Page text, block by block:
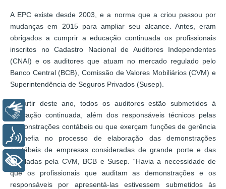
A EPC existe desde 2003, e a norma que a criou passou por
mudanças em 2015 para ampliar seu alcance. Antes, eram
obrigados a cumprir a educação continuada os profissionais
inscritos no Cadastro Nacional de Auditores Independentes
(CNAI) e os auditores que atuam no mercado regulado pelo
Banco Central (BCB), Comissão de Valores Mobiliários (CVM) e
Superintendência de Seguros Privados (Susep).
A partir deste ano, todos os auditores estão submetidos à
educação continuada, além dos responsáveis técnicos pelas
demonstrações contábeis ou que exerçam funções de gerência
e chefia no processo de elaboração das demonstrações
contábeis de empresas consideradas de grande porte e das
reguladas pela CVM, BCB e Susep. “Havia a necessidade de
que os profissionais que auditam as demonstrações e os
responsáveis por apresentá-las estivessem submetidos às
Voz
+ Acessibilidade